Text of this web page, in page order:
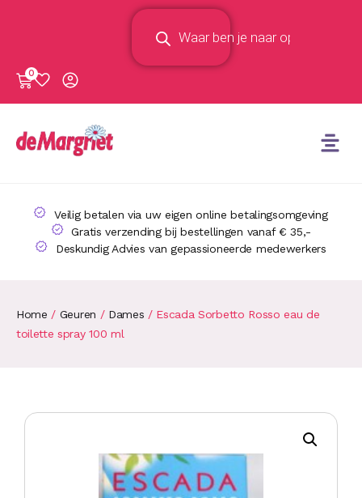
0
Veilig betalen via uw eigen online betalingsomgeving
Gratis verzending bij bestellingen vanaf € 35,-
Deskundig Advies van gepassioneerde medewerkers
Home / Geuren / Dames / Escada Sorbetto Rosso eau de
toilette spray 100 ml